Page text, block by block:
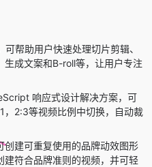
帮助用户快速处理切片剪辑、
生成文案和B-roll等，让用户专注
响应式设计解决方案，可
2:3等视频比例中切换，自动裁
创建可重复使用的品牌动效图形
建符合品牌准则的视频，并可轻